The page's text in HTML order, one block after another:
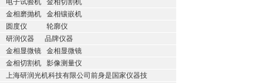
电子试验机
金相切割机
金相磨抛机
金相镶嵌机
圆度仪
轮廓仪
研润仪器
品牌仪器
金相显微镜
金相显微镜
金相切割机
影像测量仪
上海研润光机科技有限公司前身是国家仪器技